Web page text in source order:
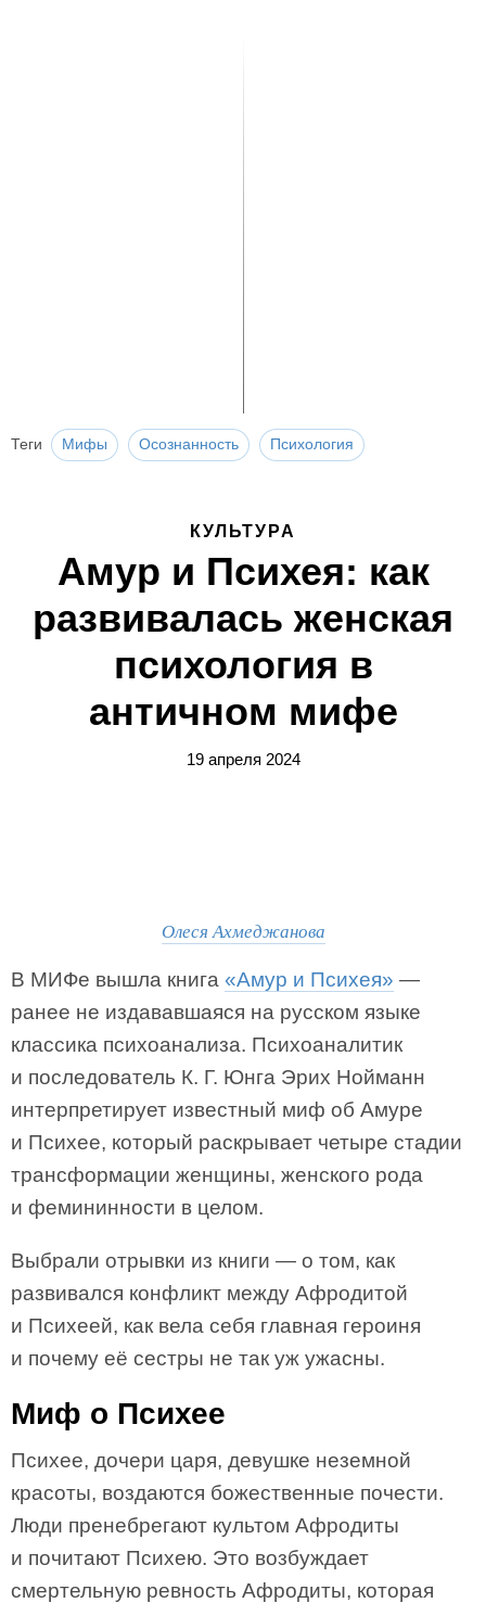
Теги Мифы Осознанность Психология
КУЛЬТУРА
Амур и Психея: как
развивалась женская
психология в
античном мифе
19 апреля 2024
Олеся Ахмеджанова
В МИФе вышла книга «Амур и Психея» —
ранее не издававшаяся на русском языке
классика психоанализа. Психоаналитик
и последователь К. Г. Юнга Эрих Нойманн
интерпретирует известный миф об Амуре
и Психее, который раскрывает четыре стадии
трансформации женщины, женского рода
и фемининности в целом.
Выбрали отрывки из книги — о том, как
развивался конфликт между Афродитой
и Психеей, как вела себя главная героиня
и почему её сестры не так уж ужасны.
Миф о Психее
Психее, дочери царя, девушке неземной
красоты, воздаются божественные почести.
Люди пренебрегают культом Афродиты
и почитают Психею. Это возбуждает
смертельную ревность Афродиты, которая